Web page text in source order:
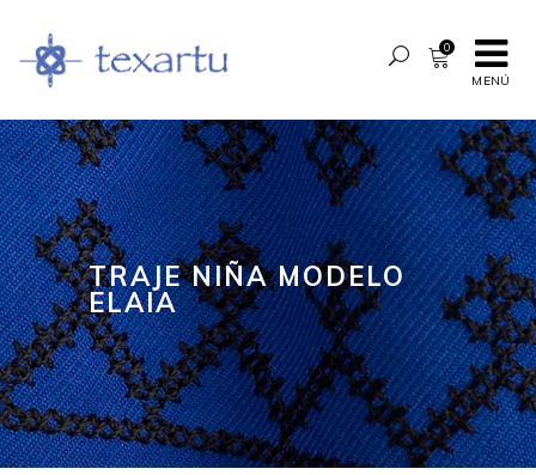
MENÚ
0
TRAJE NIÑA MODELO
ELAIA